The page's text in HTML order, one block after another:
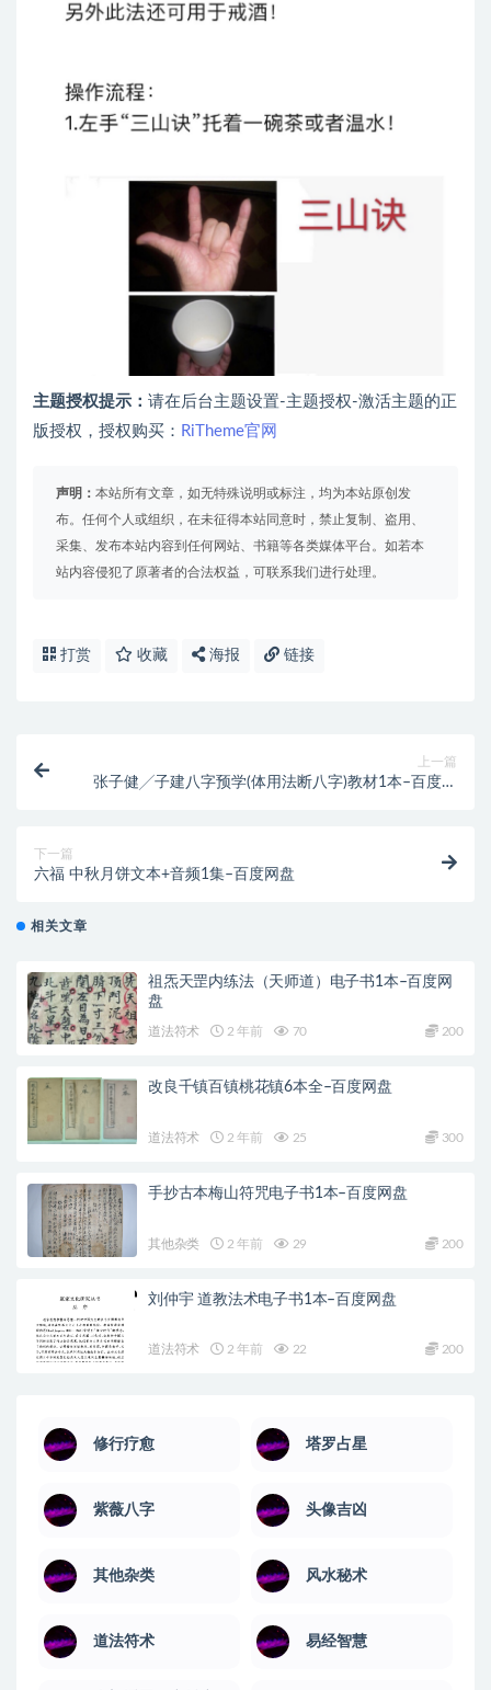
主题授权提示： 请在后台主题设置-主题授权-激活主题的正
版授权，授权购买： RiTheme官网
声明： 本站所有文章，如无特殊说明或标注，均为本站原创发
布。任何个人或组织，在未征得本站同意时，禁止复制、盗用、
采集、发布本站内容到任何网站、书籍等各类媒体平台。如若本
站内容侵犯了原著者的合法权益，可联系我们进行处理。
打赏 收藏 海报 链接
上一篇
张子健╱子建八字预学(体用法断八字)教材1本–百度网
下一篇
六福 中秋月饼文本+音频1集–百度网盘
相关文章
祖炁天罡内练法（天师道）电子书1本–百度网
盘
道法符术 2 年前 70 200
改良千镇百镇桃花镇6本全–百度网盘
道法符术 2 年前 25 300
手抄古本梅山符咒电子书1本–百度网盘
其他杂类 2 年前 29 200
刘仲宇 道教法术电子书1本–百度网盘
道法符术 2 年前 22 200
修行疗愈 塔罗占星
紫薇八字 头像吉凶
其他杂类 风水秘术
道法符术 易经智慧